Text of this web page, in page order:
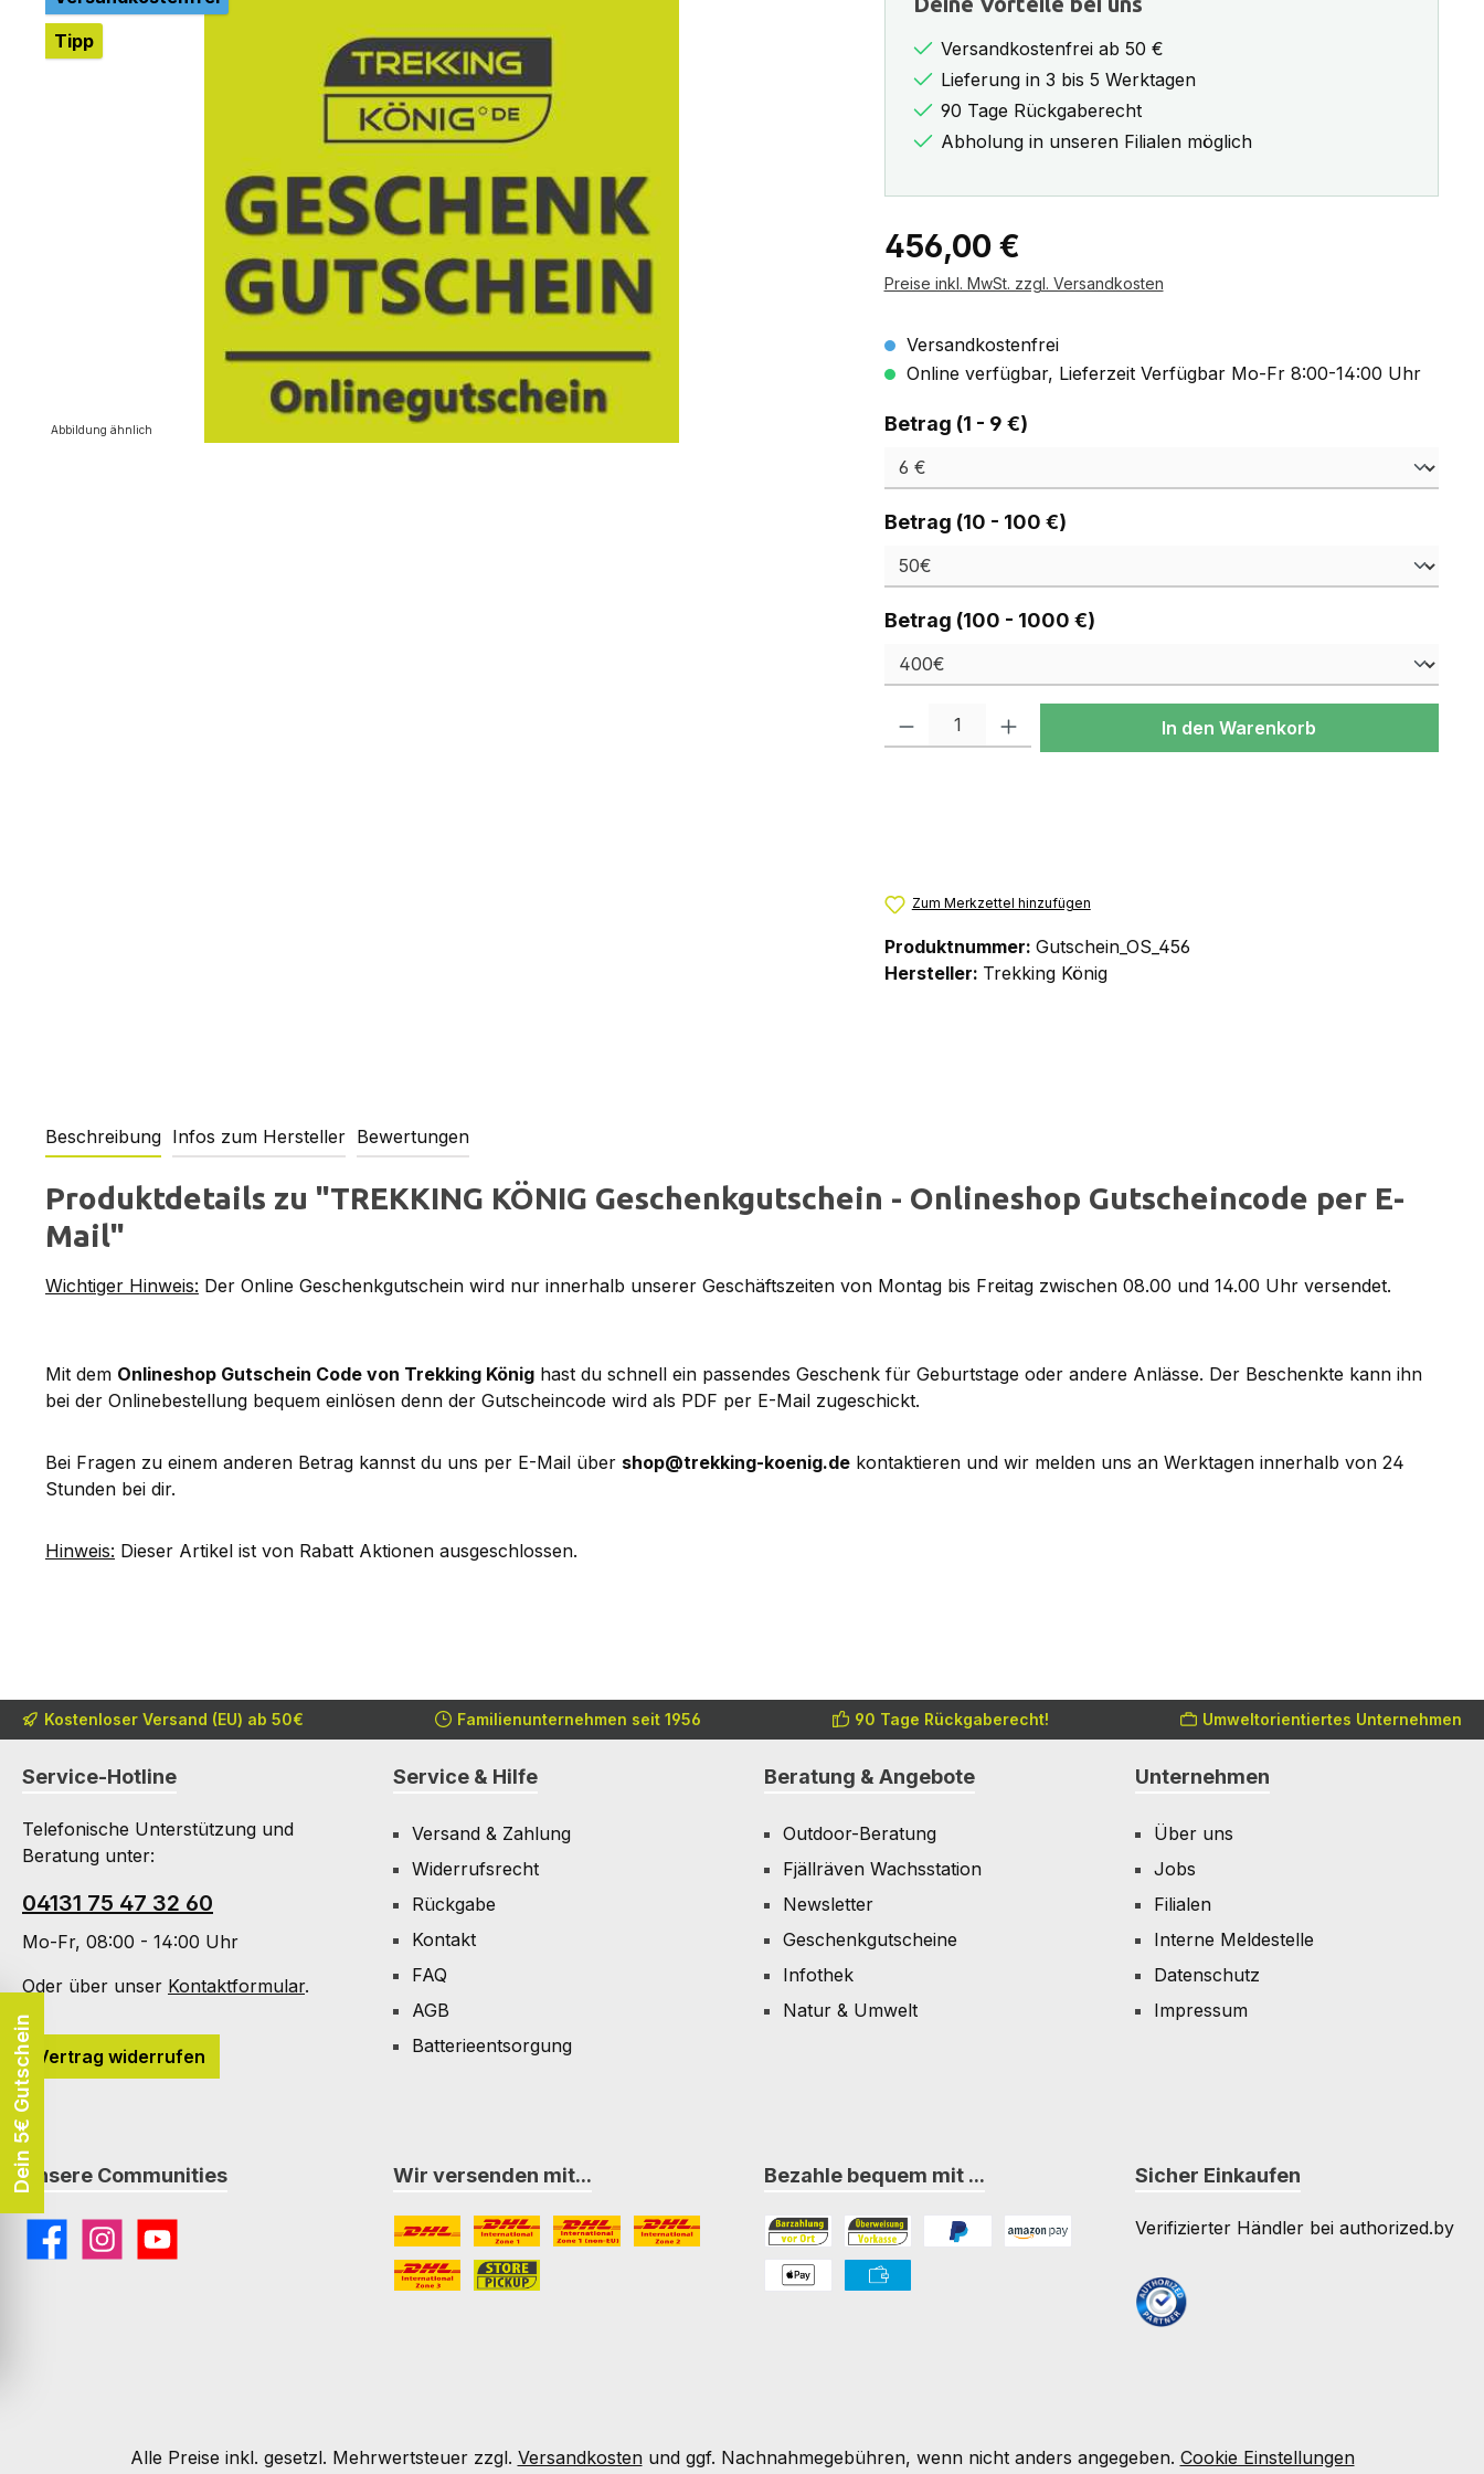
Tipp
Abbildung ähnlich
Versandkostenfrei ab 50 €
Lieferung in 3 bis 5 Werktagen
90 Tage Rückgaberecht
Abholung in unseren Filialen möglich
Regulärer Preis:
456,00 €
Preise inkl. MwSt. zzgl. Versandkosten
Versandkostenfrei
Online verfügbar, Lieferzeit Verfügbar Mo-Fr 8:00-14:00 Uhr
Betrag (1 - 9 €)auswählen
Betrag (10 - 100 €)auswählen
Betrag (100 - 1000 €)auswählen
Produkt Anzahl: Gib den gewünschten Wert ein oder benutze die Schaltflächen
In den Warenkorb
Zum Merkzettel hinzufügen
Produktnummer: Gutschein_OS_456
Hersteller: Trekking König
Beschreibung Infos zum Hersteller Bewertungen
Produktdetails zu "TREKKING KÖNIG Geschenkgutschein - Onlineshop Gutscheincode per E-
Mail"
Wichtiger Hinweis: Der Online Geschenkgutschein wird nur innerhalb unserer Geschäftszeiten von Montag bis Freitag zwischen 08.00 und 14.00 Uhr versendet.
Mit dem Onlineshop Gutschein Code von Trekking König hast du schnell ein passendes Geschenk für Geburtstage oder andere Anlässe. Der Beschenkte kann ihn
bei der Onlinebestellung bequem einlösen denn der Gutscheincode wird als PDF per E-Mail zugeschickt.
Bei Fragen zu einem anderen Betrag kannst du uns per E-Mail über shop@trekking-koenig.de kontaktieren und wir melden uns an Werktagen innerhalb von 24
Stunden bei dir.
Hinweis: Dieser Artikel ist von Rabatt Aktionen ausgeschlossen.
Kostenloser Versand (EU) ab 50€ Familienunternehmen seit 1956 90 Tage Rückgaberecht! Umweltorientiertes Unternehmen
Service-Hotline
Telefonische Unterstützung und
Beratung unter:
04131 75 47 32 60
Mo-Fr, 08:00 - 14:00 Uhr
Oder über unser Kontaktformular.
Vertrag widerrufen
Service & Hilfe
Versand & Zahlung
Widerrufsrecht
Rückgabe
Kontakt
FAQ
AGB
Batterieentsorgung
Beratung & Angebote
Outdoor-Beratung
Fjällräven Wachsstation
Newsletter
Geschenkgutscheine
Infothek
Natur & Umwelt
Unternehmen
Über uns
Jobs
Filialen
Interne Meldestelle
Datenschutz
Impressum
Unsere Communities
FacebookInstagramYouTube
Wir versenden mit...
DHL DHL Paket International Zone 1
DHL Paket International Zone 1 (non-EU)
DHL Paket International Zone 2
Bezahle bequem mit ...
Bezahlung in der Filiale
Vorkasse
Sicher Einkaufen
Verifizierter Händler bei authorized.by
Alle Preise inkl. gesetzl. Mehrwertsteuer zzgl. Versandkostenund ggf. Nachnahmegebühren, wenn nicht anders angegeben. Cookie Einstellungen
Dein 5€ Gutschein